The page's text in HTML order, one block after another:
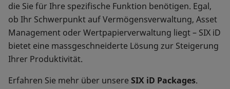
die Sie für Ihre spezifische Funktion benötigen. Egal,
ob Ihr Schwerpunkt auf Vermögensverwaltung, Asset
Management oder Wertpapierverwaltung liegt – SIX iD
bietet eine massgeschneiderte Lösung zur Steigerung
Ihrer Produktivität.
Erfahren Sie mehr über unsereSIX iD Packages.